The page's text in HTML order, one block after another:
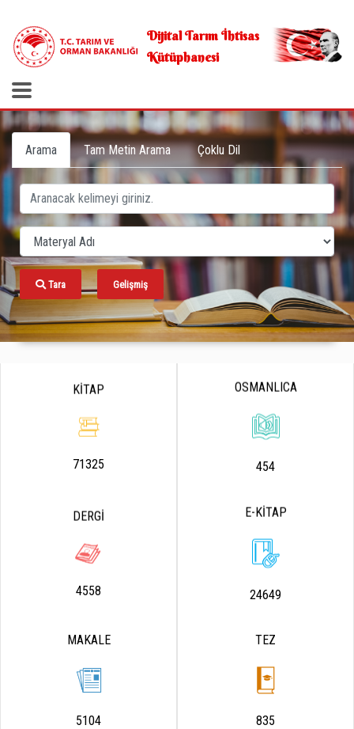
Dijital Tarım İhtisas
Kütüphanesi
Arama Tam Metin Arama Çoklu Dil
Tara Gelişmiş
KİTAP
71325
OSMANLICA
454
DERGİ
4558
E-KİTAP
24649
MAKALE
5104
TEZ
835